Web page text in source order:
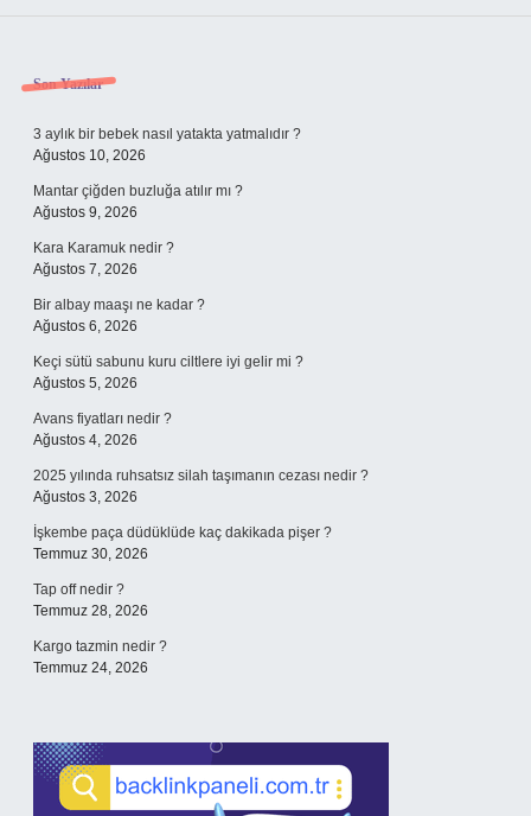
Sidebar
Son Yazılar
3 aylık bir bebek nasıl yatakta yatmalıdır ?
Ağustos 10, 2026
Mantar çiğden buzluğa atılır mı ?
Ağustos 9, 2026
Kara Karamuk nedir ?
Ağustos 7, 2026
Bir albay maaşı ne kadar ?
Ağustos 6, 2026
Keçi sütü sabunu kuru ciltlere iyi gelir mi ?
Ağustos 5, 2026
Avans fiyatları nedir ?
Ağustos 4, 2026
2025 yılında ruhsatsız silah taşımanın cezası nedir ?
Ağustos 3, 2026
İşkembe paça düdüklüde kaç dakikada pişer ?
Temmuz 30, 2026
Tap off nedir ?
Temmuz 28, 2026
Kargo tazmin nedir ?
Temmuz 24, 2026